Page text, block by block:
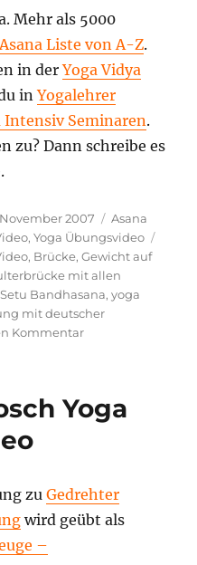
Mehr als 5000
Asana Liste von A-Z.
in derYoga Vidya
inYogalehrer
Intensiv Seminaren.
zu? Dann schreibe es
November 2007 Kategorien
Asana
,Yoga Übungsvideo
, Brücke,Gewicht auf
mit allen
Setu Bandhasana,yoga
mit deutscher
Kommentarzu
Fingern
und
auf
Handballen
Yoga
zuGedrehter
wird geübt als
–